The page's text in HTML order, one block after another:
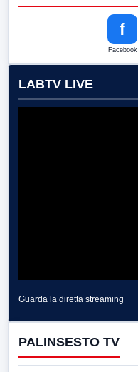
f
Facebook
LABTV LIVE
Guarda la diretta streaming
PALINSESTO TV